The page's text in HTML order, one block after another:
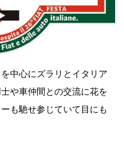
中心にズラリとイタリア
や車仲間との交流に花を
も馳せ参じていて目にも